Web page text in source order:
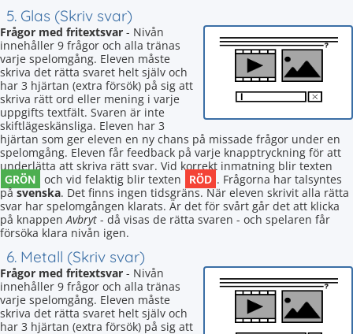
5. Glas (Skriv svar)
Frågor med fritextsvar - Nivån
innehåller 9 frågor och alla tränas
varje spelomgång. Eleven måste
skriva det rätta svaret helt själv och
har 3 hjärtan (extra försök) på sig att
skriva rätt ord eller mening i varje
uppgifts textfält. Svaren är inte
skiftlägeskänsliga. Eleven har 3
hjärtan som ger eleven en ny chans på missade frågor under en
spelomgång. Eleven får feedback på varje knapptryckning för att
underlätta att skriva rätt svar. Vid korrekt inmatning blir texten
GRÖN och vid felaktig blir texten RÖD . Frågorna har talsyntes
påsvenska. Det finns ingen tidsgräns. När eleven skrivit alla rätta
svar har spelomgången klarats. Är det för svårt går det att klicka
på knappenAvbryt - då visas de rätta svaren - och spelaren får
försöka klara nivån igen.
6. Metall (Skriv svar)
Frågor med fritextsvar - Nivån
innehåller 9 frågor och alla tränas
varje spelomgång. Eleven måste
skriva det rätta svaret helt själv och
har 3 hjärtan (extra försök) på sig att